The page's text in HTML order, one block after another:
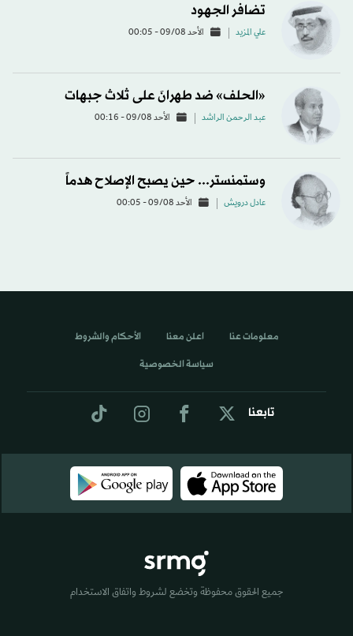
تضافر الجهود
علي المزيد الأحد 09/08 - 00:05
«الحلف» ضد طهرانَ على ثلاث جبهات
عبد الرحمن الراشد الأحد 09/08 - 00:16
وستمنستر... حين يصبح الإصلاح هدماً
عادل درويش الأحد 09/08 - 00:05
تابعنا
معلومات عنا اعلن معنا الأحكام والشروط
سياسة الخصوصية
جميع الحقوق محفوظة وتخضع لشروط واتفاق الاستخدام